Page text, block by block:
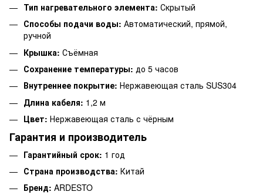
Тип нагревательного элемента: Скрытый
Способы подачи воды: Автоматический, прямой,
ручной
Крышка: Съёмная
Сохранение температуры: до 5 часов
Внутреннее покрытие: Нержавеющая сталь SUS304
Длина кабеля: 1,2 м
Цвет: Нержавеющая сталь с чёрным
Гарантия и производитель
Гарантийный срок: 1 год
Страна производства: Китай
Бренд: ARDESTO